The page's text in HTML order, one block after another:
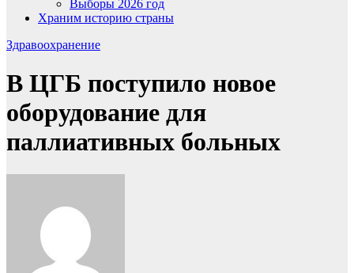
Выборы 2026 год
Храним историю страны
Здравоохранение
В ЦГБ поступило новое
оборудование для
паллиативных больных